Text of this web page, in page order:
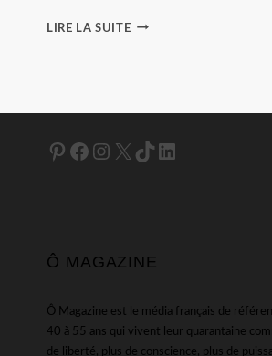
LIRE LA SUITECOMMENT
Pinterest
Facebook
Instagram
X TikTokLinkedIn
Ô MAGAZINE
Ô Magazine est le média français de
40 à 55 ans qui vivent leur quarantaine
de liberté, plus de conscience, plus de